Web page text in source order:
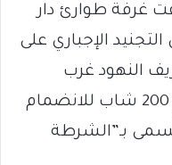
غرفة طوارئ دار
الإجباري على
النهود غرب
كردفان، حيث طالبتهم بتقديم 200 شاب للانضمام
بـ”الشرطة